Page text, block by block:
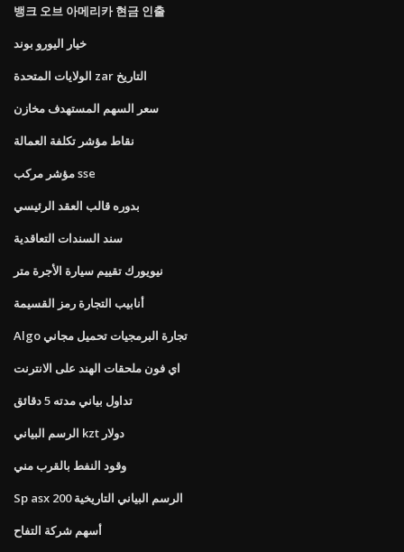
뱅크 오브 아메리카 현금 인출
خيار اليورو بوند
الولايات المتحدة zar التاريخ
سعر السهم المستهدف مخازن
نقاط مؤشر تكلفة العمالة
مؤشر مركب sse
بدوره قالب العقد الرئيسي
سند السندات التعاقدية
نيويورك تقييم سيارة الأجرة متر
أنابيب التجارة رمز القسيمة
Algo تجارة البرمجيات تحميل مجاني
اي فون ملحقات الهند على الانترنت
تداول بياني مدته 5 دقائق
الرسم البياني kzt دولار
وقود النفط بالقرب مني
Sp asx 200 الرسم البياني التاريخية
أسهم شركة التفاح